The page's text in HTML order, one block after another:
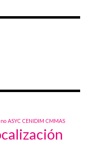
ASYC CENIDIM CMMAS